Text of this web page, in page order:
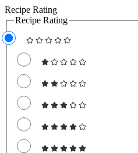
Recipe Rating
Recipe Rating